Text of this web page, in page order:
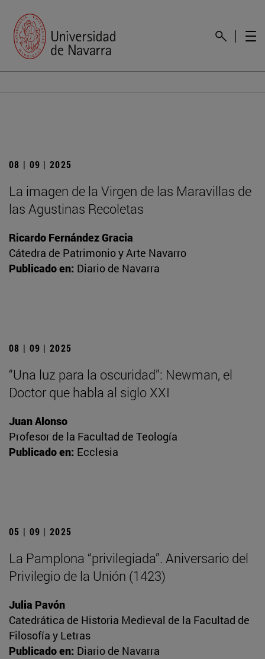
08 | 09 | 2025
La imagen de la Virgen de las Maravillas de
las Agustinas Recoletas
Ricardo Fernández Gracia
Cátedra de Patrimonio y Arte Navarro
Publicado en: Diario de Navarra
08 | 09 | 2025
“Una luz para la oscuridad”: Newman, el
Doctor que habla al siglo XXI
Juan Alonso
Profesor de la Facultad de Teología
Publicado en: Ecclesia
05 | 09 | 2025
La Pamplona “privilegiada”. Aniversario del
Privilegio de la Unión (1423)
Julia Pavón
Catedrática de Historia Medieval de la Facultad de
Filosofía y Letras
Publicado en: Diario de Navarra